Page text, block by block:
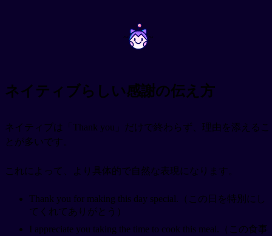
~ ~
ネイティブらしい感謝の伝え方
ネイティブは「Thank you」だけで終わらず、理由を添えるこ
とが多いです。
これによって、より具体的で自然な表現になります。
Thank you for making this day special.（この日を特別にし
てくれてありがとう）
I appreciate you taking the time to cook this meal.（この食事